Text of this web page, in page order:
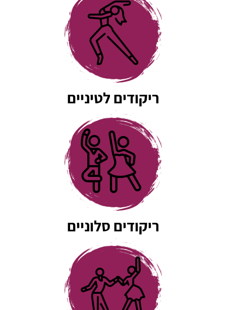
החמיא לנו על הריקוד המדהים שלנו ❤️
ריקודים לטיניים
ריקודים סלוניים